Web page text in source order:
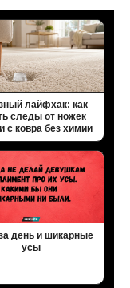
лайфхак: как
следы от ножек
с ковра без химии
день и шикарные
усы